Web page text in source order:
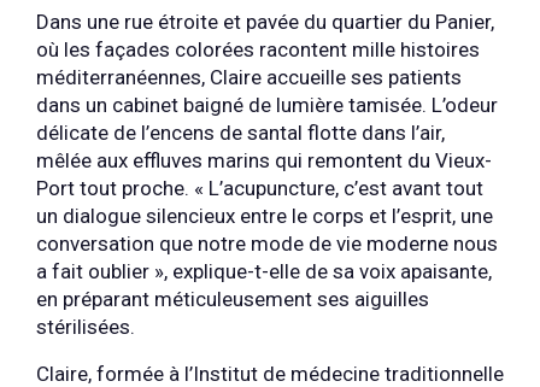
Dans une rue étroite et pavée du quartier du Panier,
où les façades colorées racontent mille histoires
méditerranéennes, Claire accueille ses patients
dans un cabinet baigné de lumière tamisée. L’odeur
délicate de l’encens de santal flotte dans l’air,
mêlée aux effluves marins qui remontent du Vieux-
Port tout proche. « L’acupuncture, c’est avant tout
un dialogue silencieux entre le corps et l’esprit, une
conversation que notre mode de vie moderne nous
a fait oublier », explique-t-elle de sa voix apaisante,
en préparant méticuleusement ses aiguilles
stérilisées.
Claire, formée à l’Institut de médecine traditionnelle